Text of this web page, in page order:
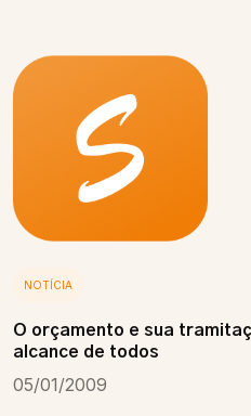
NOTÍCIA
O orçamento e sua
alcance de todos
05/01/2009